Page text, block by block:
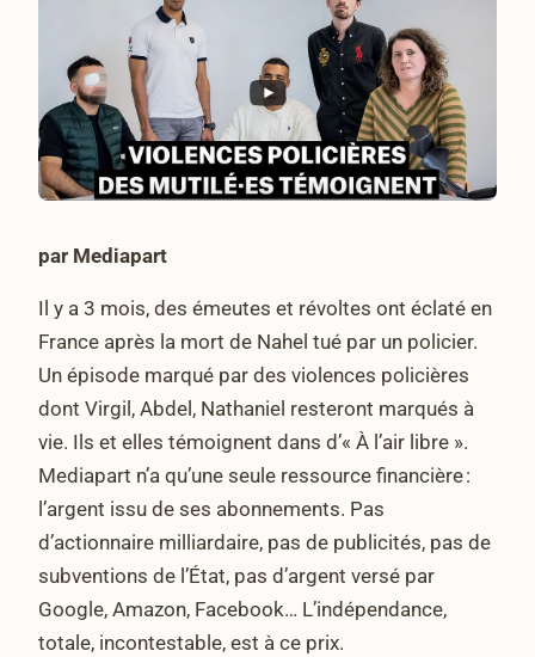
par Mediapart
Il y a 3 mois, des émeutes et révoltes ont éclaté en
France après la mort de Nahel tué par un policier.
Un épisode marqué par des violences policières
dont Virgil, Abdel, Nathaniel resteront marqués à
vie. Ils et elles témoignent dans d’« À l’air libre ».
Mediapart n’a qu’une seule ressource financière :
l’argent issu de ses abonnements. Pas
d’actionnaire milliardaire, pas de publicités, pas de
subventions de l’État, pas d’argent versé par
Google, Amazon, Facebook… L’indépendance,
totale, incontestable, est à ce prix.